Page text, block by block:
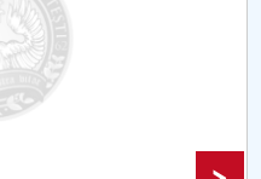
cu dizabilități